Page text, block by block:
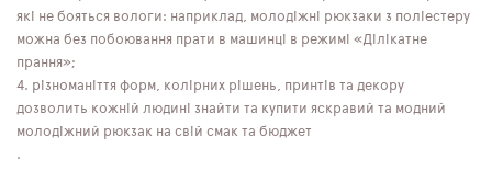
які не бояться вологи: наприклад, молодіжні рюкзаки з поліестеру
можна без побоювання прати в машинці в режимі «Ділікатне
прання»;
різноманіття форм, колірних рішень, принтів та декору
дозволить кожній людині знайти та купити яскравий та модний
молодіжний рюкзак на свій смак та бюджет
.